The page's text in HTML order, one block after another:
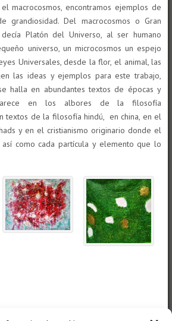
macrocosmos, encontramos ejemplos de
grandiosidad. Del macrocosmos o Gran
Platón del Universo, al ser humano
universo, un microcosmos un espejo
Universales, desde la flor, el animal, las
las ideas y ejemplos para este trabajo,
halla en abundantes textos de épocas y
en los albores de la filosofía
textos de la filosofía hindú, en china, en el
y en el cristianismo originario donde el
así como cada partícula y elemento que lo